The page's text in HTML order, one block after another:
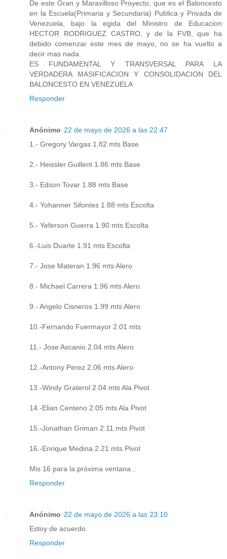
De este Gran y Maravilloso Proyecto, que es el Baloncesto
en la Escuela(Primaria y Secundaria) Publica y Privada de
Venezuela, bajo la egida del Ministro de Educacion
HECTOR RODRIGUEZ CASTRO, y de la FVB, que ha
debido comenzar este mes de mayo, no se ha vuelto a
decir mas nada.
ES FUNDAMENTAL Y TRANSVERSAL PARA LA
VERDADERA MASIFICACION Y CONSOLIDACION DEL
BALONCESTO EN VENEZUELA
Responder
Anónimo 22 de mayo de 2026 a las 22:47
1.- Gregory Vargas 1.82 mts Base
2.- Heissler Guillent 1.86 mts Base
3.- Edson Tovar 1.88 mts Base
4.- Yohanner Sifontes 1.88 mts Escolta
5.- Yeferson Guerra 1.90 mts Escolta
6.-Luis Duarte 1.91 mts Escolta
7.- Jose Materan 1.96 mts Alero
8.- Michael Carrera 1.96 mts Alero
9.- Angelo Cisneros 1.99 mts Alero
10.-Fernando Fuermayor 2.01 mts
11.- Jose Ascanio 2.04 mts Alero
12.-Antony Perez 2.06 mts Alero
13.-Windy Graterol 2.04 mts Ala Pivot
14.-Elian Centeno 2.05 mts Ala Pivot
15.-Jonathan Griman 2.11 mts Pivot
16.-Enrique Medina 2.21 mts Pivot
Mis 16 para la próxima ventana...
Responder
Anónimo 22 de mayo de 2026 a las 23:10
Estoy de acuerdo.
Responder